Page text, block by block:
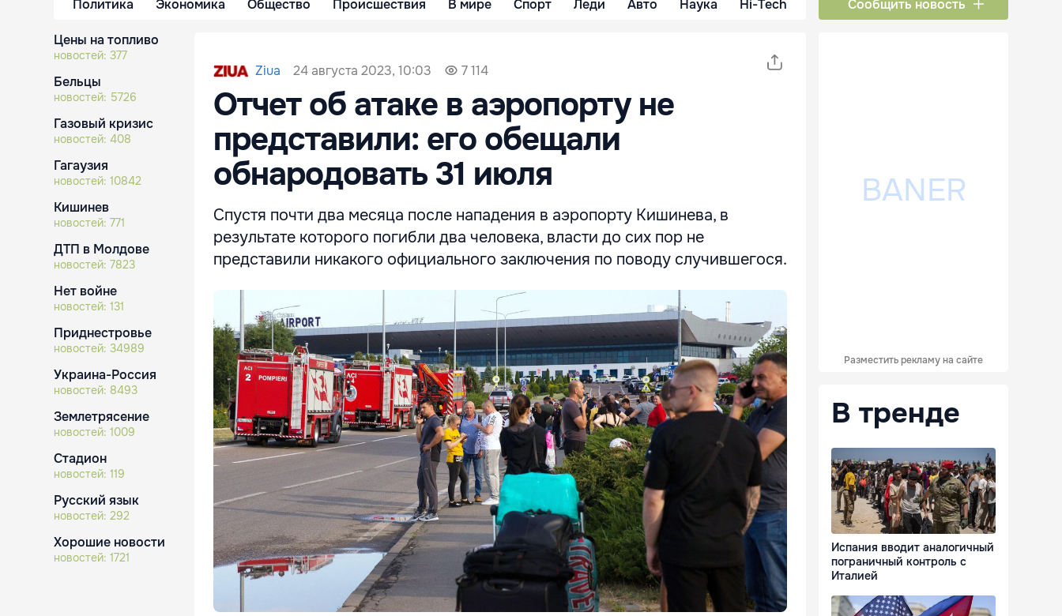
Политика Экономика Общество Происшествия В мире Спорт Леди Авто Наука Hi-Tech Сообщить новость
Цены на топливо
новостей: 377
Бельцы
новостей: 5726
Газовый кризис
новостей: 408
Гагаузия
новостей: 10842
Кишинев
новостей: 771
ДТП в Молдове
новостей: 7823
Нет войне
новостей: 131
Приднестровье
новостей: 34989
Украина-Россия
новостей: 8493
Землетрясение
новостей: 1009
Стадион
новостей: 119
Русский язык
новостей: 292
Хорошие новости
новостей: 1721
Ziua 24 августа 2023, 10:03 7 114
Отчет об атаке в аэропорту не
представили: его обещали
обнародовать 31 июля
Спустя почти два месяца после нападения в аэропорту Кишинева, в
результате которого погибли два человека, власти до сих пор не
представили никакого официального заключения по поводу случившегося.
Разместить рекламу на сайте
В тренде
Испания вводит аналогичный
пограничный контроль с
Италией